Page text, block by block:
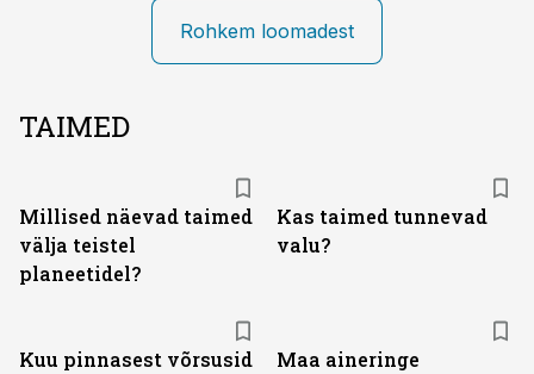
Rohkem loomadest
TAIMED
Millised näevad taimed
välja teistel
planeetidel?
Kas taimed tunnevad
valu?
Kuu pinnasest võrsusid
Maa aineringe